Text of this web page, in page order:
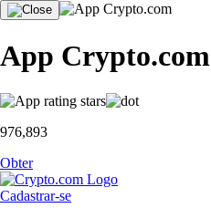
App Crypto.com
976,893
Obter
Cadastrar-se